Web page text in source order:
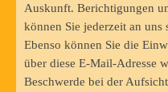
Auskunft. Berichtigungen
können Sie jederzeit an uns
Ebenso können Sie die
über diese E-Mail-Adresse
Beschwerde bei der